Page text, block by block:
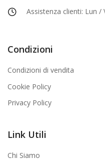
Assistenza clienti: Lun /
Condizioni
Condizioni di vendita
Cookie Policy
Privacy Policy
Link Utili
Chi Siamo